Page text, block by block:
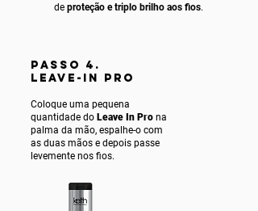
de proteção e triplo brilho aos fios.
PASSO 4.
LEAVE-IN PRO
Coloque uma pequena
quantidade do Leave In Pro na
palma da mão, espalhe-o com
as duas mãos e depois passe
levemente nos fios.